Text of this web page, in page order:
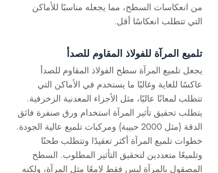
من انعكاسات السطح، مما يجعله مناسبًا للأماكن
التي تتطلب انعكاسًا أقل.
تلميع المرآة للفولاذ المقاوم للصدأ
يجعل تلميع المرآة سطح الفولاذ المقاوم للصدأ
عاكسًا للغاية وغالبًا ما يستخدم في الأماكن التي
تتطلب لمعانًا عاليًا، مثل الأجزاء المعدنية الزخرفية.
يتطلب تحقيق تأثير المرآة استخدام ورق صنفرة فائق
الدقة (مثل 2000 حبيبة) ومركبات تلميع عالية الجودة.
خطوات تلميع المرآة أكثر تعقيدًا وتتطلب طحنًا
وتلميعًا متعددين لتحقيق التأثير المطلوب. السطح
المصقول بالمرآة ليس فقط لامعًا مثل المرآة، ولكنه